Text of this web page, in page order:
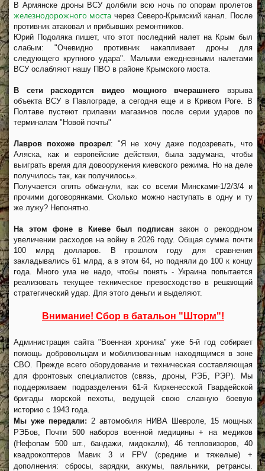
В Армянске дроны ВСУ долбили всю ночь по опорам пролетов
железнодорожного моста через Северо-Крымский канал. После
противник атаковал и прибывших ремонтников.
Юрий Подоляка пишет, что этот последний налет на Крым был
слабым: "Очевидно противник накапливает дроны для
следующего крупного удара". Малыми ежедневными налетами
ВСУ ослабляют нашу ПВО в районе Крымского моста.
В сети расходятся видео мощного вчерашнего взрыва
объекта ВСУ в Павлограде, а сегодня еще и в Кривом Роге. В
Полтаве пустеют прилавки магазинов после серии ударов по
терминалам "Новой почты"
Лавров похоже прозрел: "Я не хочу даже подозревать, что
Аляска, как и европейские действия, была задумана, чтобы
выиграть время для довооружения киевского режима. Но на деле
получилось так, как получилось».
Получается опять обманули, как со всеми Минсками-1/2/3/4 и
прочими договорянками. Сколько можно наступать в одну и ту
же лужу? Непонятно.
На этом фоне в Киеве был подписан закон о рекордном
увеличении расходов на войну в 2026 году. Общая сумма почти
100 млрд долларов. В прошлом году для сравнения
закладывались 61 млрд, а в этом 64, но подняли до 100 к концу
года. Много ума не надо, чтобы понять - Украина попытается
реализовать текущее техническое превосходство в решающий
стратегический удар. Для этого деньги и выделяют.
Внимание! Сбор в батальон "Шторм"!
Администрация сайта "Военная хроника" уже 5-й год собирает
помощь добровольцам и мобилизованным находящимся в зоне
СВО. Прежде всего оборудование и техническая составляющая
для фронтовых специалистов (связь, дроны, РЭБ, РЭР). Мы
поддерживаем подразделения 61-й Киркенесской Гвардейской
бригады морской пехоты, ведущей свою славную боевую
историю с 1943 года.
Мы уже передали: 2 автомобиля НИВА Шевроле, 15 мощных
РЭБов, Почти 500 наборов военной медицины + на медиков
(Нефопам 500 шт., бандажи, мидокалм), 46 тепловизоров, 40
квадрокоптеров Мавик 3 и FPV (средние и тяжелые) +
дополнения: сбросы, зарядки, аккумы, паяльники, ретрансы.